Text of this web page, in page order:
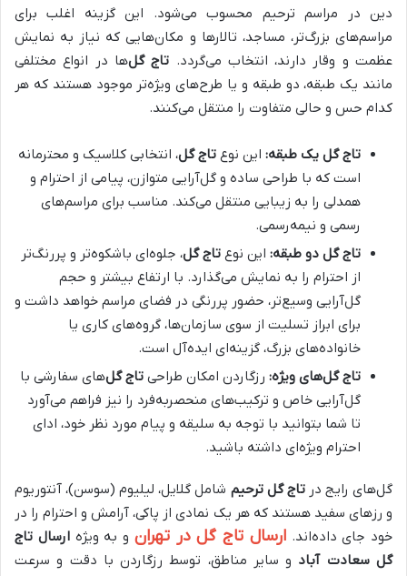
دین در مراسم ترحیم محسوب می‌شود. این گزینه اغلب برای
مراسم‌های بزرگ‌تر، مساجد، تالارها و مکان‌هایی که نیاز به نمایش
عظمت و وقار دارند، انتخاب می‌گردد. تاج گل‌ها در انواع مختلفی
مانند یک طبقه، دو طبقه و یا طرح‌های ویژه‌تر موجود هستند که هر
کدام حس و حالی متفاوت را منتقل می‌کنند.
تاج گل یک طبقه: این نوع تاج گل، انتخابی کلاسیک و محترمانه
است که با طراحی ساده و گل‌آرایی متوازن، پیامی از احترام و
همدلی را به زیبایی منتقل می‌کند. مناسب برای مراسم‌های
رسمی و نیمه‌رسمی.
تاج گل دو طبقه: این نوع تاج گل، جلوه‌ای باشکوه‌تر و پررنگ‌تر
از احترام را به نمایش می‌گذارد. با ارتفاع بیشتر و حجم
گل‌آرایی وسیع‌تر، حضور پررنگی در فضای مراسم خواهد داشت و
برای ابراز تسلیت از سوی سازمان‌ها، گروه‌های کاری یا
خانواده‌های بزرگ، گزینه‌ای ایده‌آل است.
تاج گل‌های ویژه: رزگاردن امکان طراحی تاج گل‌های سفارشی با
گل‌آرایی خاص و ترکیب‌های منحصربه‌فرد را نیز فراهم می‌آورد
تا شما بتوانید با توجه به سلیقه و پیام مورد نظر خود، ادای
احترام ویژه‌ای داشته باشید.
گل‌های رایج درتاج گل ترحیم شامل گلایل، لیلیوم (سوسن)، آنتوریوم
و رزهای سفید هستند که هر یک نمادی از پاکی، آرامش و احترام را در
خود جای داده‌اند.ارسال تاج گل در تهران و به ویژهارسال تاج
گل سعادت آباد و سایر مناطق، توسط رزگاردن با دقت و سرعت